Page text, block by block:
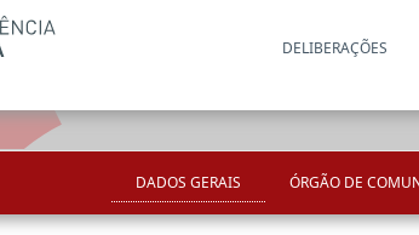
DELIBERAÇÕES
DADOS GERAIS ÓRGÃO DE